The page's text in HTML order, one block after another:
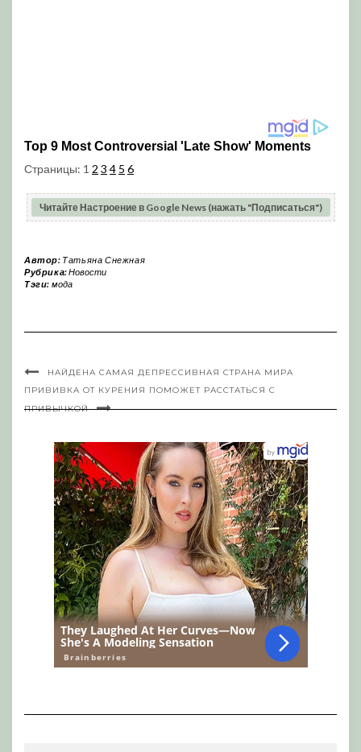
Страницы: 1 2 3 4 5 6
Читайте Настроение в Google News (нажать "Подписаться")
Автор: Татьяна Снежная
Рубрика:Новости
Тэги: мода
НАЙДЕНА САМАЯ ДЕПРЕССИВНАЯ СТРАНА МИРА
ПРИВИВКА ОТ КУРЕНИЯ ПОМОЖЕТ РАССТАТЬСЯ С
ПРИВЫЧКОЙ